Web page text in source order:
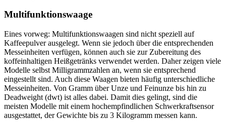
Multifunktionswaage
Eines vorweg: Multifunktionswaagen sind nicht speziell auf
Kaffeepulver ausgelegt. Wenn sie jedoch über die entsprechenden
Messeinheiten verfügen, können auch sie zur Zubereitung des
koffeinhaltigen Heißgetränks verwendet werden. Daher zeigen viele
Modelle selbst Milligrammzahlen an, wenn sie entsprechend
eingestellt sind. Auch diese Waagen bieten häufig unterschiedliche
Messeinheiten. Von Gramm über Unze und Feinunze bis hin zu
Deadweight (dwt) ist alles dabei. Damit dies gelingt, sind die
meisten Modelle mit einem hochempfindlichen Schwerkraftsensor
ausgestattet, der Gewichte bis zu 3 Kilogramm messen kann.